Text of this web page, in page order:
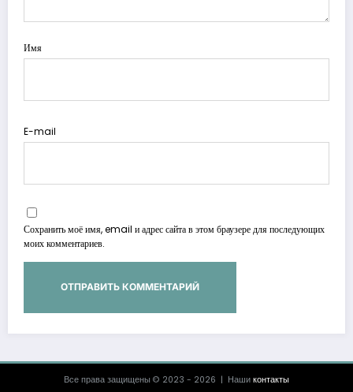
Имя
E-mail
Сохранить моё имя, email и адрес сайта в этом браузере для последующих
моих комментариев.
Все права защищены © 2023 - 2026 | Наши контакты